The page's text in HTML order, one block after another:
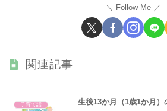
Follow Me
関連記事
子育て話 生後13か月（1歳1か月